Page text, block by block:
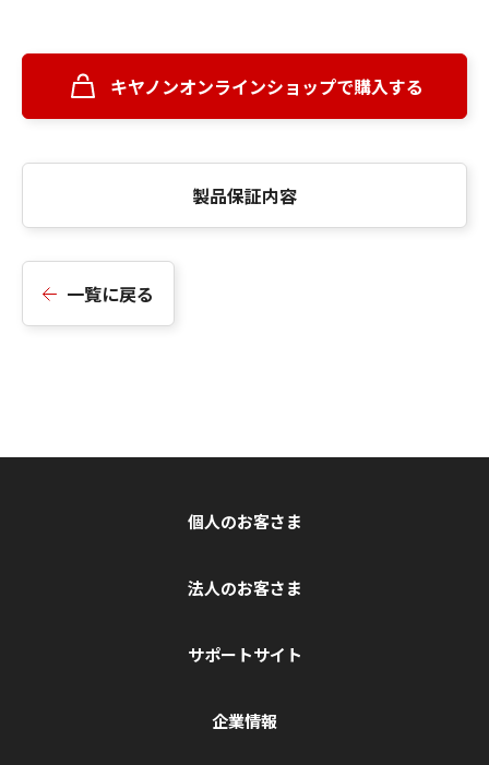
キヤノンオンラインショップで購入する
製品保証内容
一覧に戻る
個人のお客さま
法人のお客さま
サポートサイト
企業情報